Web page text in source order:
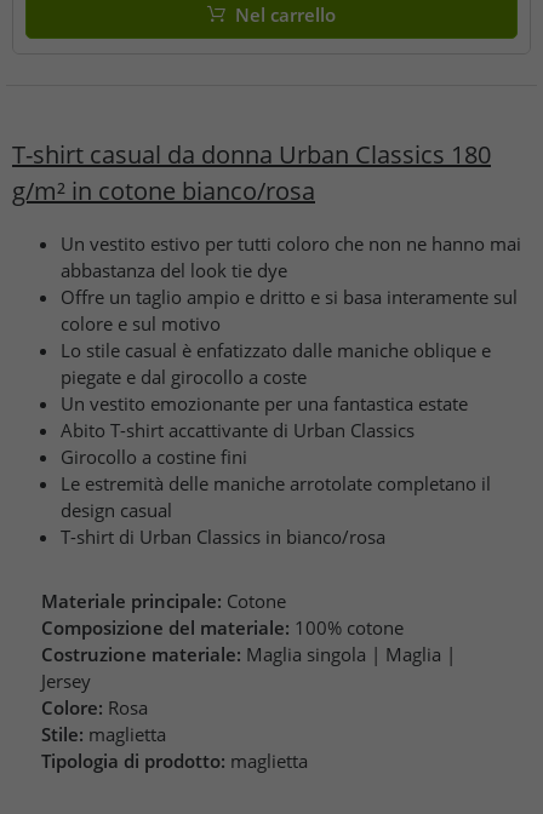
Nel carrello
T-shirt casual da donna Urban Classics 180
g/m² in cotone bianco/rosa
Un vestito estivo per tutti coloro che non ne hanno mai
abbastanza del look tie dye
Offre un taglio ampio e dritto e si basa interamente sul
colore e sul motivo
Lo stile casual è enfatizzato dalle maniche oblique e
piegate e dal girocollo a coste
Un vestito emozionante per una fantastica estate
Abito T-shirt accattivante di Urban Classics
Girocollo a costine fini
Le estremità delle maniche arrotolate completano il
design casual
T-shirt di Urban Classics in bianco/rosa
Materiale principale: Cotone
Composizione del materiale: 100% cotone
Costruzione materiale: Maglia singola | Maglia |
Jersey
Colore: Rosa
Stile: maglietta
Tipologia di prodotto: maglietta